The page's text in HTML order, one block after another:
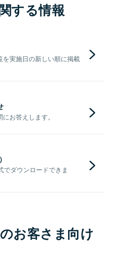
する情報
実施日の新しい順に掲載
お答えします。
でダウンロードできま
お客さま向け